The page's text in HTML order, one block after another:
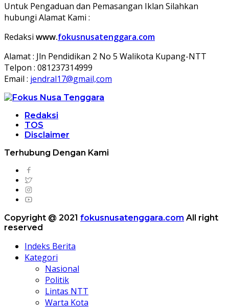
Untuk Pengaduan dan Pemasangan Iklan Silahkan
hubungi Alamat Kami :
Redaksi www.fokusnusatenggara.com
Alamat : Jln Pendidikan 2 No 5 Walikota Kupang-NTT
Telpon : 081237314999
Email : jendral17@gmail,com
Redaksi
TOS
Disclaimer
Terhubung Dengan Kami
Copyright @ 2021 fokusnusatenggara.com All right
reserved
Indeks Berita
Kategori
Nasional
Politik
Lintas NTT
Warta Kota